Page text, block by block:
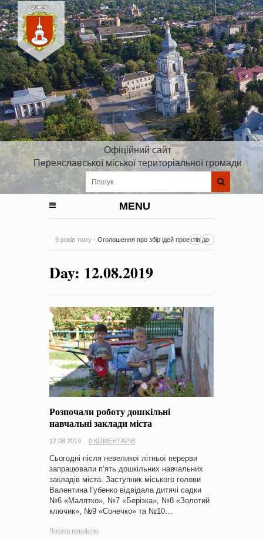
Офіційний сайт
Переяславської міської територіальної громади
MENU
9 років тому - Оголошення про збір ідей проектів до
на період 2018 – 2020 роки Оголошення про збір ідей
проектів
-0 Коментарів
Day: 12.08.2019
Розпочали роботу дошкільні
навчальні заклади міста
12.08.2019 0 КОМЕНТАРІВ
Сьогодні після невеликої літньої перерви
запрацювали п’ять дошкільних навчальних
закладів міста. Заступник міського голови
Валентина Губенко відвідала дитячі садки
№6 «Малятко», №7 «Берізка», №8 «Золотий
ключик», №9 «Сонечко» та №10…
Читати повністю